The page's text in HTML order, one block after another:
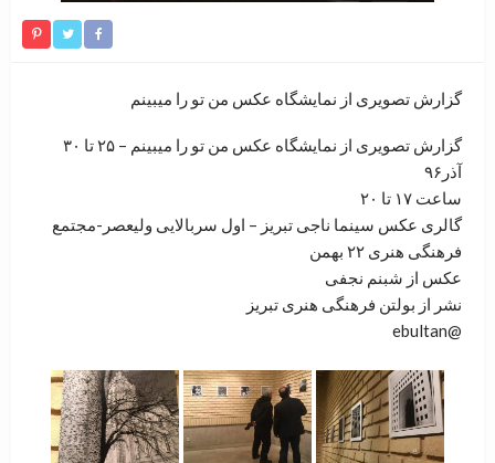
گزارش تصویری از نمایشگاه عکس من تو را میبینم
گزارش تصویری از نمایشگاه عکس من تو را میبینم – ۲۵ تا ۳۰
آذر۹۶
ساعت ۱۷ تا ۲۰
گالری عکس سینما ناجی تبریز – اول سربالایی ولیعصر-مجتمع
فرهنگی هنری ۲۲ بهمن
عکس از شبنم نجفی
نشر از بولتن فرهنگی هنری تبریز
@ebultan